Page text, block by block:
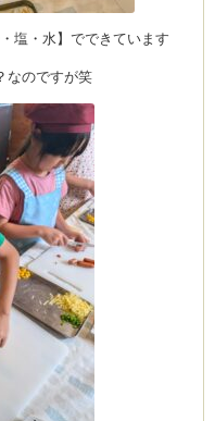
塩・水】でできています
なのですが笑